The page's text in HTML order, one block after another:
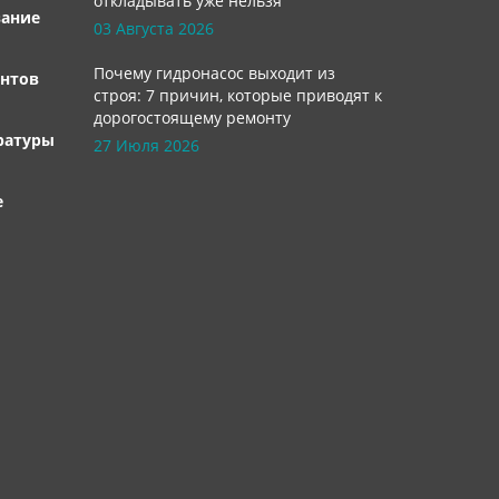
03 Августа 2026
Почему гидронасос выходит из
строя: 7 причин, которые приводят к
дорогостоящему ремонту
27 Июля 2026